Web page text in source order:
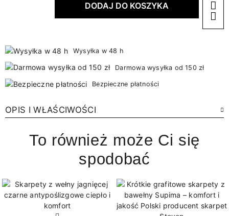
DODAJ DO KOSZYKA
Wysyłka w 48 h
Darmowa wysyłka od 150 zł
Bezpieczne płatności
OPIS I WŁAŚCIWOŚCI
To również może Ci się
spodobać